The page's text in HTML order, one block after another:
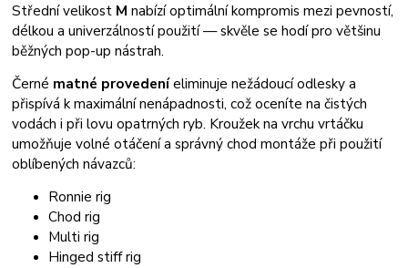
Střední velikost M nabízí optimální kompromis mezi pevností,
délkou a univerzálností použití — skvěle se hodí pro většinu
běžných pop-up nástrah.
Černé matné provedeníeliminuje nežádoucí odlesky a
přispívá k maximální nenápadnosti, což oceníte na čistých
vodách i při lovu opatrných ryb. Kroužek na vrchu vrtáčku
umožňuje volné otáčení a správný chod montáže při použití
oblíbených návazců:
Ronnie rig
Chod rig
Multi rig
Hinged stiff rig